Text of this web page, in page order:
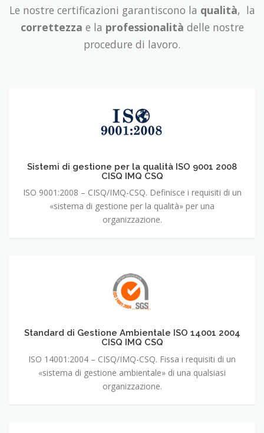
Le nostre certificazioni garantiscono la qualità, la
correttezza e la professionalità delle nostre
procedure di lavoro.
Sistemi di gestione per la qualità ISO 9001 2008
CISQ IMQ CSQ
ISO 9001:2008 – CISQ/IMQ-CSQ. Definisce i requisiti di un
«sistema di gestione per la qualità» per una
organizzazione.
Standard di Gestione Ambientale ISO 14001 2004
CISQ IMQ CSQ
ISO 14001:2004 – CISQ/IMQ-CSQ. Fissa i requisiti di un
«sistema di gestione ambientale» di una qualsiasi
organizzazione.